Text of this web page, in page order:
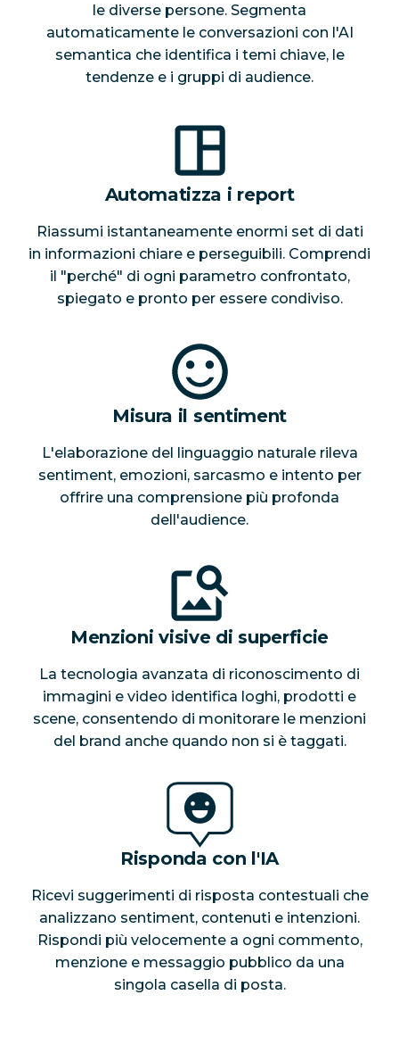
le diverse persone. Segmenta
automaticamente le conversazioni con l'AI
semantica che identifica i temi chiave, le
tendenze e i gruppi di audience.
Automatizza i report
Riassumi istantaneamente enormi set di dati
in informazioni chiare e perseguibili. Comprendi
il "perché" di ogni parametro confrontato,
spiegato e pronto per essere condiviso.
Misura il sentiment
L'elaborazione del linguaggio naturale rileva
sentiment, emozioni, sarcasmo e intento per
offrire una comprensione più profonda
dell'audience.
Menzioni visive di superficie
La tecnologia avanzata di riconoscimento di
immagini e video identifica loghi, prodotti e
scene, consentendo di monitorare le menzioni
del brand anche quando non si è taggati.
Risponda con l'IA
Ricevi suggerimenti di risposta contestuali che
analizzano sentiment, contenuti e intenzioni.
Rispondi più velocemente a ogni commento,
menzione e messaggio pubblico da una
singola casella di posta.